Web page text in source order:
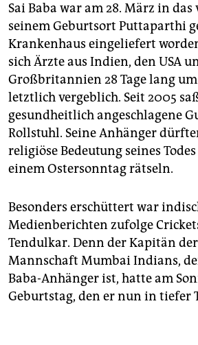
Sai Baba war am 28. März in
seinem Geburtsort Puttaparthi
Krankenhaus eingeliefert
sich Ärzte aus Indien, den USA
Großbritannien 28 Tage lang um
letztlich vergeblich. Seit 2005
gesundheitlich angeschlagene
Rollstuhl. Seine Anhänger
religiöse Bedeutung seines
einem Ostersonntag rätseln.
Besonders erschüttert war
Medienberichten zufolge
Tendulkar. Denn der Kapitän
Mannschaft Mumbai Indians,
Baba-Anhänger ist, hatte am
Geburtstag, den er nun in tiefer